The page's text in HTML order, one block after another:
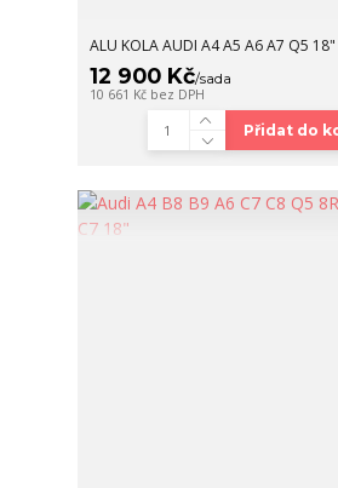
ALU KOLA AUDI A4 A5 A6 A7 Q5 18"
12 900 Kč/sada
10 661 Kč bez DPH
Přidat do